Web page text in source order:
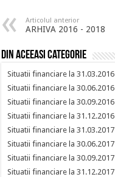
Articolul anterior
ARHIVA 2016 - 2018
Din aceeasi categorie
Situatii financiare la 31.03.2016
Situatii financiare la 30.06.2016
Situatii financiare la 30.09.2016
Situatii financiare la 31.12.2016
Situatii financiare la 31.03.2017
Situatii financiare la 30.06.2017
Situatii financiare la 30.09.2017
Situatii financiare la 31.12.2017